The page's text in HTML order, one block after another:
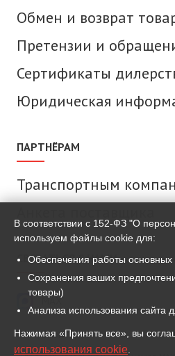
Обмен и возврат
Претензии и
Сертификаты
Юридическая
ПАРТНЁРАМ
Транспортным
СВЯЗАТЬСЯ С НАМИ
MAX
ВКонтакте
В соответствии с 152-ФЗ "О
используем файлы cookie для:
Обеспечения работы основных
Сохранения ваших
товары)
Анализа использования сайта
Нажимая «Принять все», вы
использования cookie